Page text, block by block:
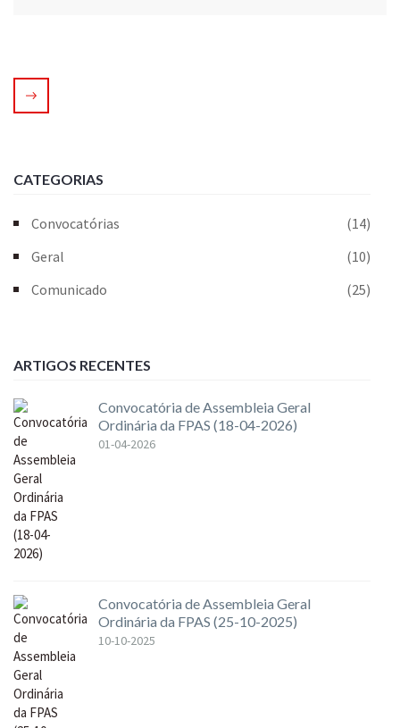
CATEGORIAS
Convocatórias
(14)
Geral
(10)
Comunicado
(25)
ARTIGOS RECENTES
Convocatória de Assembleia Geral
Ordinária da FPAS (18-04-2026)
01-04-2026
Convocatória de Assembleia Geral
Ordinária da FPAS (25-10-2025)
10-10-2025